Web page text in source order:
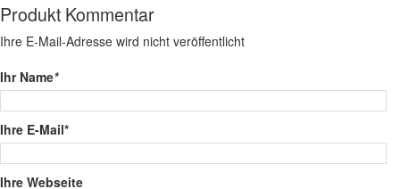
Produkt Kommentar
Ihre E-Mail-Adresse wird nicht veröffentlicht
Ihr Name*
Ihre E-Mail*
Ihre Webseite